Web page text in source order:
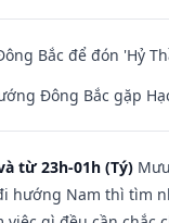
Bắc để đón 'Hỷ
Đông Bắc gặp
từ 23h-01h (Tý)
hướng Nam thì tìm